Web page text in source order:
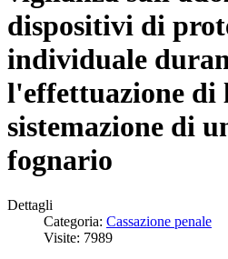
dispositivi di
individuale
l'effettuazione di
sistemazione di
fognario
Dettagli
Categoria: Cassazione penale
Visite: 7989